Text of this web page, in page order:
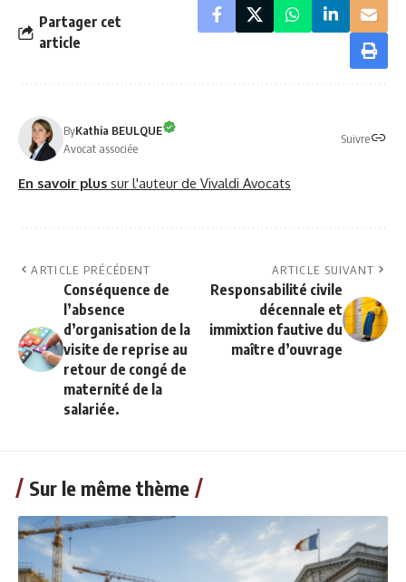
Partager cet
article
ByKathia BEULQUE
Avocat associée
Suivre
En savoir plus sur l'auteur de Vivaldi Avocats
ARTICLE PRÉCÉDENT
Conséquence de
l’absence
d’organisation de la
visite de reprise au
retour de congé de
maternité de la
salariée.
ARTICLE SUIVANT
Responsabilité civile
décennale et
immixtion fautive du
maître d’ouvrage
Sur le même thème